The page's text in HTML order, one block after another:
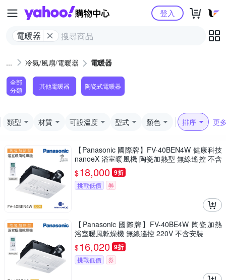
Yahoo購物中心
電暖器
登入
冷氣/風扇/電暖器 電暖器
全部
分類
其他電暖器 陶瓷式電暖器
類型 材質 可設溫度 型式 顏色 排序 更
【Panasonic 國際牌】FV-40BEN4W 健康科技
nanoeX 浴室暖風機 陶瓷加熱型 無線遙控 不含
安裝
$18,000 9折
挑戰低價 券
【Panasonic 國際牌】FV-40BE4W 陶瓷加熱
浴室暖風乾燥機 無線遙控 220V 不含安裝
$16,020 9折
挑戰低價 券